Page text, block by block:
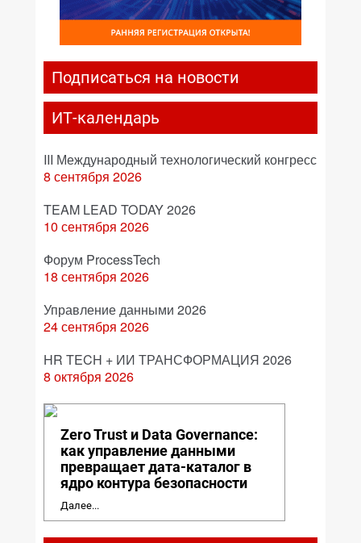
Подписаться на новости
ИТ-календарь
III Международный технологический конгресс
8 сентября 2026
TEAM LEAD TODAY 2026
10 сентября 2026
Форум ProcessTech
18 сентября 2026
Управление данными 2026
24 сентября 2026
HR TECH + ИИ ТРАНСФОРМАЦИЯ 2026
8 октября 2026
Zero Trust и Data Governance:
как управление данными
превращает дата-каталог в
ядро контура безопасности
Далее...